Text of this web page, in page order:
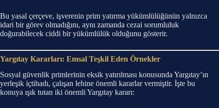
Bu yasal çerçeve, işverenin prim yatırma yükümlülüğünün yalnızca
idari bir görev olmadığını, aynı zamanda cezai sorumluluk
doğurabilecek ciddi bir yükümlülük olduğunu gösterir.
Yargıtay Kararları: Emsal Teşkil Eden Örnekler
Sosyal güvenlik primlerinin eksik yatırılması konusunda Yargıtay’ın
yerleşik içtihadı, çalışan lehine önemli kararlar vermiştir. İşte bu
konuya ışık tutan iki önemli Yargıtay kararı: